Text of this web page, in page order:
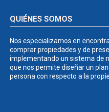
QUIÉNES SOMOS
Nos especializamos en
comprar propiedades y de
implementando un sistema de
que nos permite diseñar un
persona con respecto a la